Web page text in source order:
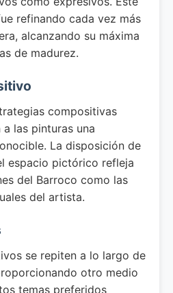
refinando cada vez más
alcanzando su máxima
de madurez.
compositivas
las pinturas una
La disposición de
espacio pictórico refleja
del Barroco como las
del artista.
se repiten a lo largo de
otro medio
temas preferidos